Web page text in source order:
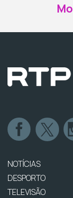
NOTÍCIAS
DESPORTO
TELEVISÃO